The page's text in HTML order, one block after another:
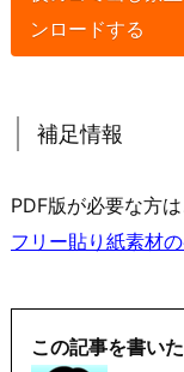
ンロードする
補足情報
PDF版が必要な方
フリー貼り紙素材
この記事を書い